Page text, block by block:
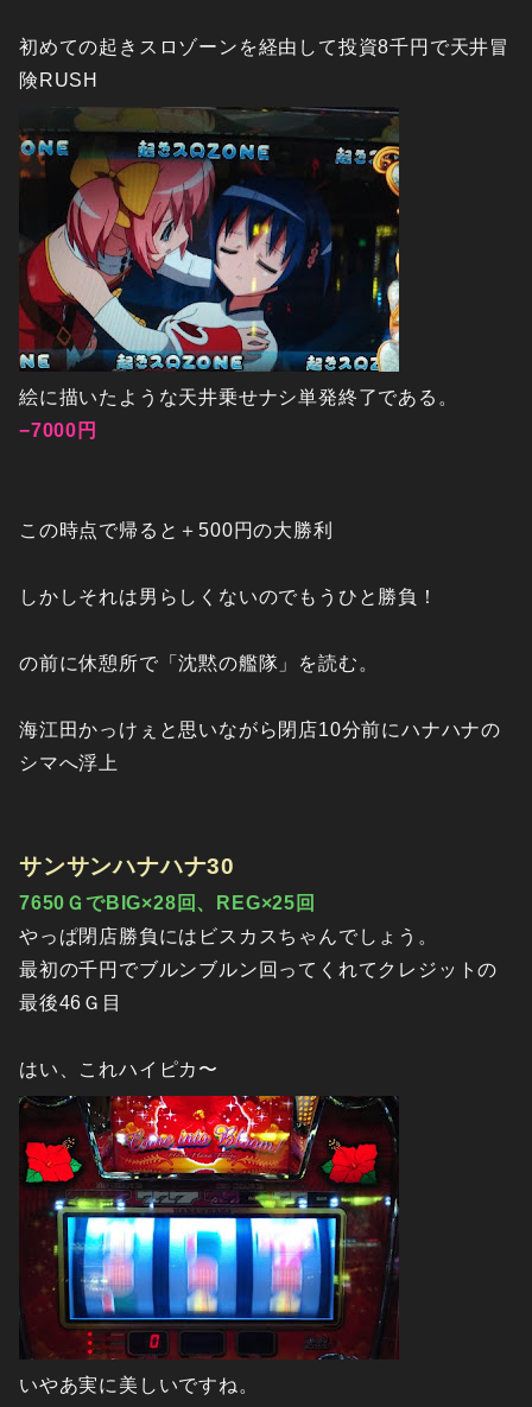
初めての起きスロゾーンを経由して投資8千円で天井冒
険RUSH
絵に描いたような天井乗せナシ単発終了である。
−7000円
この時点で帰ると＋500円の大勝利
しかしそれは男らしくないのでもうひと勝負！
の前に休憩所で「沈黙の艦隊」を読む。
海江田かっけぇと思いながら閉店10分前にハナハナの
シマへ浮上
サンサンハナハナ30
7650ＧでBIG×28回、REG×25回
やっぱ閉店勝負にはビスカスちゃんでしょう。
最初の千円でブルンブルン回ってくれてクレジットの
最後46Ｇ目
はい、これハイピカ〜
いやあ実に美しいですね。